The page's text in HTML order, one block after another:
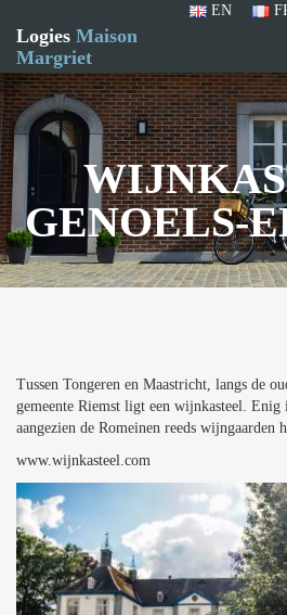
Logies Maison
Margriet
EN
GENOELS-
Tussen Tongeren en Maastricht, langs de
gemeente Riemst ligt een wijnkasteel.
aangezien de Romeinen reeds wijngaarden
www.wijnkasteel.com